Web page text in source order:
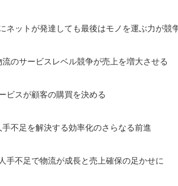
ネットが発達しても最後はモノを運ぶ力が競
のサービスレベル競争が売上を増大させる
ビスが顧客の購買を決める
不足を解決する効率化のさらなる前進
手不足で物流が成長と売上確保の足かせに